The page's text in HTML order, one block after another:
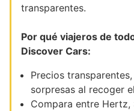
transparentes.
Por qué viajeros de
Discover Cars:
Precios
sorpresas al recoger
Compara entre Hertz,